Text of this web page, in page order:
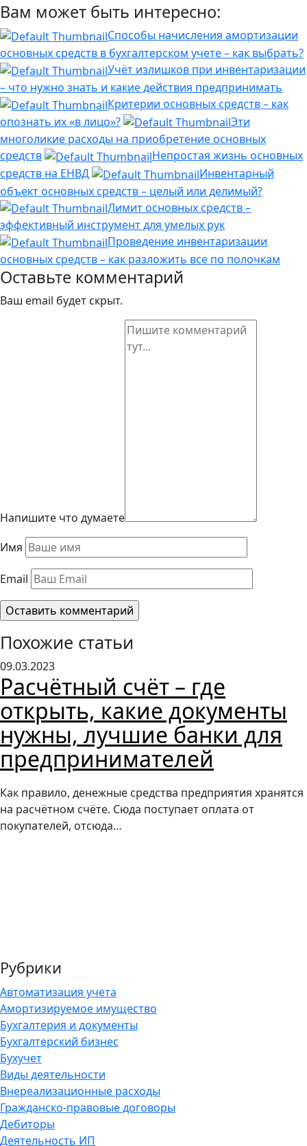
Вам может быть интересно:
Способы начисления амортизации
основных средств в бухгалтерском учете – как выбрать?
Учёт излишков при инвентаризации
– что нужно знать и какие действия предпринимать
Критерии основных средств – как
опознать их «в лицо»?
Эти
многоликие расходы на приобретение основных
средств
Непростая жизнь основных
средств на ЕНВД
Инвентарный
объект основных средств – целый или делимый?
Лимит основных средств –
эффективный инструмент для умелых рук
Проведение инвентаризации
основных средств – как разложить все по полочкам
Оставьте комментарий
Ваш email будет скрыт.
Напишите что думаете
Имя
Email
Похожие статьи
09.03.2023
Расчётный счёт – где
открыть, какие документы
нужны, лучшие банки для
предпринимателей
Как правило, денежные средства предприятия хранятся
на расчётном счёте. Сюда поступает оплата от
покупателей, отсюда…
Рубрики
Автоматизация учета
Амортизируемое имущество
Бухгалтерия и документы
Бухгалтерский бизнес
Бухучет
Виды деятельности
Внереализационные расходы
Гражданско-правовые договоры
Дебиторы
Деятельность ИП